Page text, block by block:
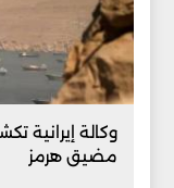
وكالة إيرانية
مضيق هرمز